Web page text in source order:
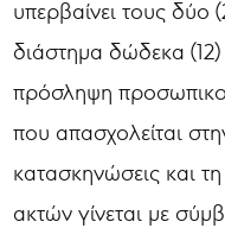
υπερβαίνει τους δύο
διάστημα δώδεκα
πρόσληψη
που απασχολείται
κατασκηνώσεις και
ακτών γίνεται με